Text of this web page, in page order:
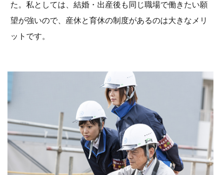
た。私としては、結婚・出産後も同じ職場で働きたい願
望が強いので、産休と育休の制度があるのは大きなメリ
ットです。